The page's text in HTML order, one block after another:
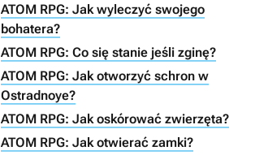
ATOM RPG: Jak wyleczyć swojego
bohatera?
ATOM RPG: Co się stanie jeśli zginę?
ATOM RPG: Jak otworzyć schron w
Ostradnoye?
ATOM RPG: Jak oskórować zwierzęta?
ATOM RPG: Jak otwierać zamki?